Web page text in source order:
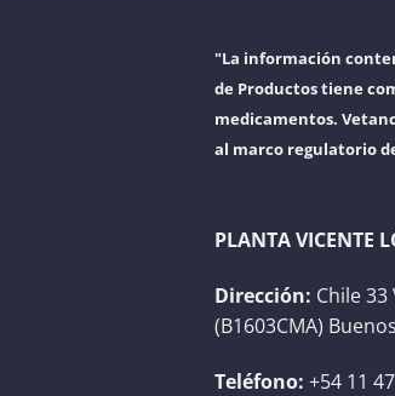
"La información
de Productos tiene
medicamentos.
al marco regulatorio
PLANTA VICENTE
Dirección: Chile
(B1603CMA)
Teléfono: +54 11